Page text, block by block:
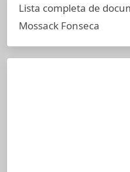
Lista completa de
Mossack Fonseca